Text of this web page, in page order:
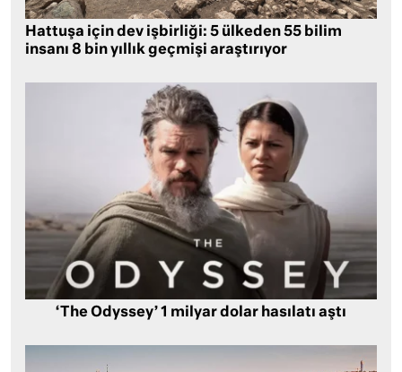
Hattuşa için dev işbirliği: 5 ülkeden 55 bilim
insanı 8 bin yıllık geçmişi araştırıyor
‘The Odyssey’ 1 milyar dolar hasılatı aştı